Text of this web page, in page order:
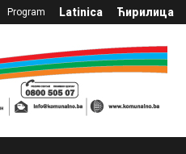
Program Latinica Ћирилица